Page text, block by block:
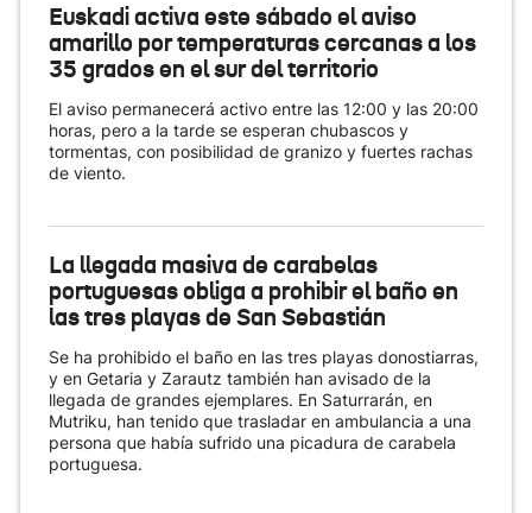
Euskadi activa este sábado el aviso
amarillo por temperaturas cercanas a los
35 grados en el sur del territorio
El aviso permanecerá activo entre las 12:00 y las 20:00
horas, pero a la tarde se esperan chubascos y
tormentas, con posibilidad de granizo y fuertes rachas
de viento.
La llegada masiva de carabelas
portuguesas obliga a prohibir el baño en
las tres playas de San Sebastián
Se ha prohibido el baño en las tres playas donostiarras,
y en Getaria y Zarautz también han avisado de la
llegada de grandes ejemplares. En Saturrarán, en
Mutriku, han tenido que trasladar en ambulancia a una
persona que había sufrido una picadura de carabela
portuguesa.